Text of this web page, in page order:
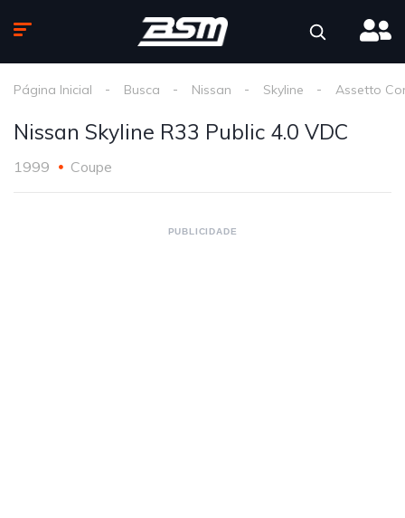
Página Inicial Busca Nissan Skyline Assetto
Nissan Skyline R33 Public 4.0 VDC
1999 Coupe
PUBLICIDADE